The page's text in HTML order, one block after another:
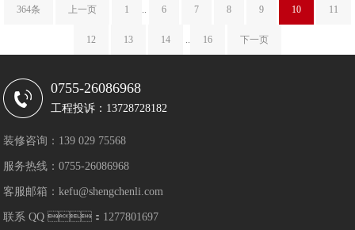
364条 上一页 1 .. 6 7 8 9 10 11
12 13 14 .. 16 下一页
0755-26086968
工程投诉：13728728182
装修咨询：139 029 75568
服务热线：0755-26086968
客服邮箱：kefu@shengchenli.com
联系 QQ ：1277801697